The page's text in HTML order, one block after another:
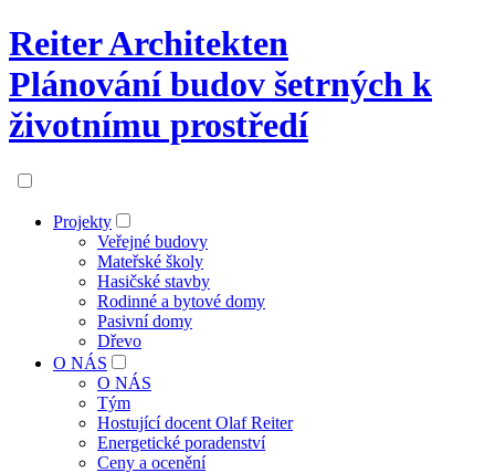
Reiter Architekten
Plánování budov šetrných k
životnímu prostředí
Projekty
Veřejné budovy
Mateřské školy
Hasičské stavby
Rodinné a bytové domy
Pasivní domy
Dřevo
O NÁS
O NÁS
Tým
Hostující docent Olaf Reiter
Energetické poradenství
Ceny a ocenění